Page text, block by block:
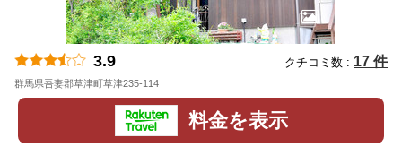
3.9 クチコミ数 : 17 件
群馬県吾妻郡草津町草津235-114
料金を表示